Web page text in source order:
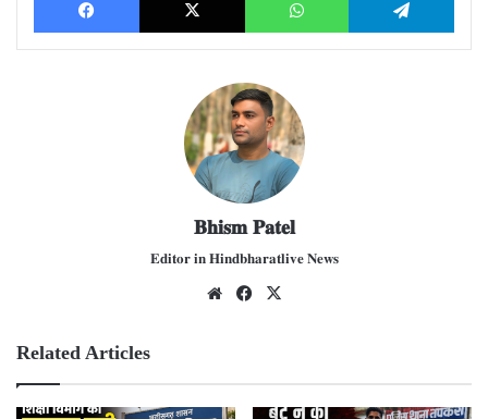
𝐁𝐡𝐢𝐬𝐦 𝐏𝐚𝐭𝐞𝐥
𝐄𝐝𝐢𝐭𝐨𝐫 𝐢𝐧 𝐇𝐢𝐧𝐝𝐛𝐡𝐚𝐫𝐚𝐭𝐥𝐢𝐯𝐞 𝐍𝐞𝐰𝐬
We
Fac
Related Articles